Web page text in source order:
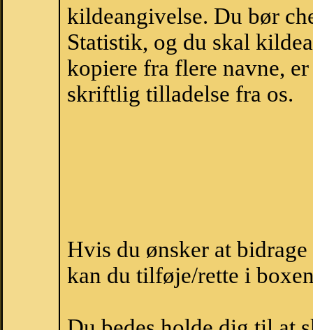
kildeangivelse. Du bør
Statistik, og du skal
kopiere fra flere navne,
skriftlig tilladelse fra os.
Hvis du ønsker at
kan du tilføje/rette i